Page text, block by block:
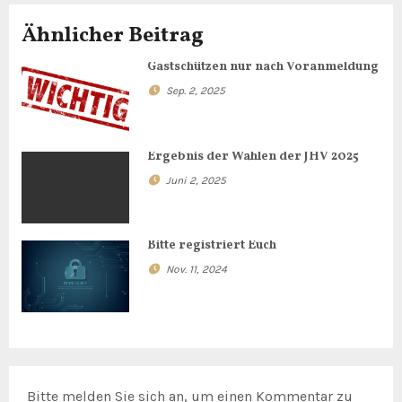
g
s
n
v
g
a
t
o
Ähnlicher Beitrag
Gastschützen nur nach Voranmeldung
Sep. 2, 2025
Ergebnis der Wahlen der JHV 2025
Juni 2, 2025
Bitte registriert Euch
Nov. 11, 2024
Bitte melden Sie sich an, um einen Kommentar zu